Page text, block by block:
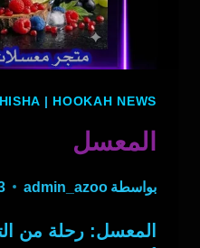
| HOOKAH NEWS
المعسل
بواسطة admin_azoo
23
المعسل: رحلة من